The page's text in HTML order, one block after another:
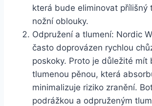
která bude eliminovat přílišný
nožní oblouky.
Odpružení a‍ tlumení: Nordic
často doprovázen rychlou
poskoky. Proto je důležité mít
tlumenou pěnou, která
minimalizuje‍ riziko zranění.
podrážkou a odpruženým